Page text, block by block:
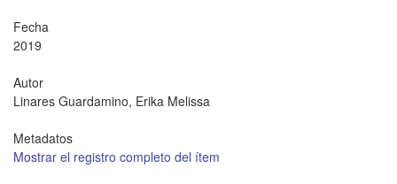
Fecha
2019
Autor
Linares Guardamino, Erika Melissa
Metadatos
Mostrar el registro completo del ítem